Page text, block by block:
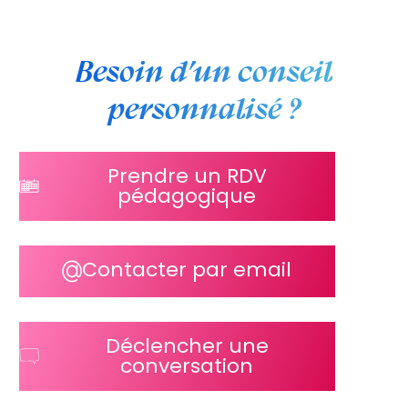
Besoin d’un conseil
personnalisé ?
Prendre un RDV
pédagogique
Contacter par email
Déclencher une
conversation